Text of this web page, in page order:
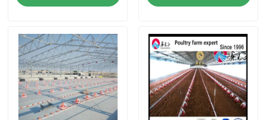
Wycieczka po fabryce
Kontrola jakości